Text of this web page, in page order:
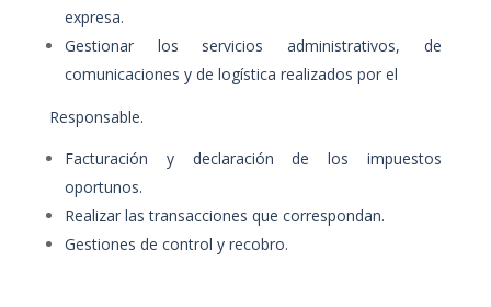
expresa.
Gestionar los servicios administrativos, de
comunicaciones y de logística realizados por el
Responsable.
Facturación y declaración de los impuestos
oportunos.
Realizar las transacciones que correspondan.
Gestiones de control y recobro.